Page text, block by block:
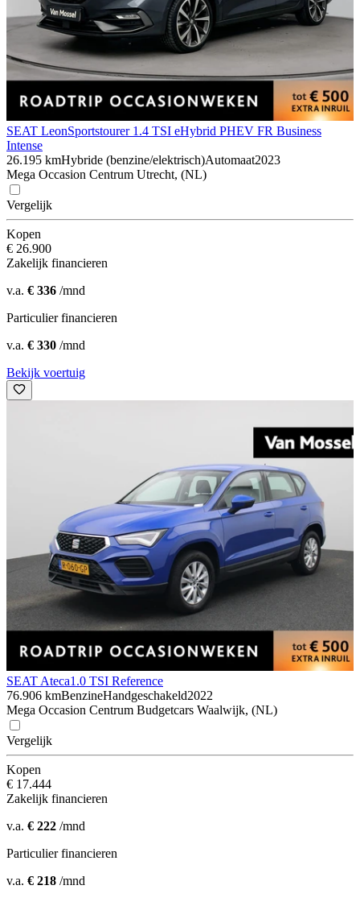
SEAT LeonSportstourer 1.4 TSI eHybrid PHEV FR Business
Intense
26.195 kmHybride (benzine/elektrisch)Automaat2023
Mega Occasion Centrum Utrecht, (NL)
Vergelijk
Kopen
€ 26.900
Zakelijk financieren
v.a. € 336 /mnd
Particulier financieren
v.a. € 330 /mnd
Bekijk voertuig
SEAT Ateca1.0 TSI Reference
76.906 kmBenzineHandgeschakeld2022
Mega Occasion Centrum Budgetcars Waalwijk, (NL)
Vergelijk
Kopen
€ 17.444
Zakelijk financieren
v.a. € 222 /mnd
Particulier financieren
v.a. € 218 /mnd